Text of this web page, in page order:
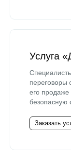
Услуга
переговоры
его
безопасную
Заказать